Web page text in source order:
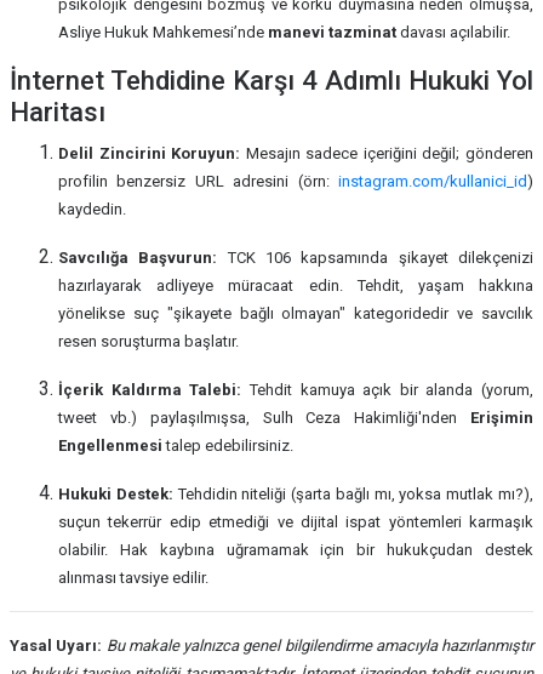
psikolojik dengesini bozmuş ve korku duymasına neden olmuşsa,
Asliye Hukuk Mahkemesi’nde manevi tazminat davası açılabilir.
İnternet Tehdidine Karşı 4 Adımlı Hukuki Yol
Haritası
Delil Zincirini Koruyun: Mesajın sadece içeriğini değil; gönderen
profilin benzersiz URL adresini (örn: instagram.com/kullanici_id)
kaydedin.
Savcılığa Başvurun: TCK 106 kapsamında şikayet dilekçenizi
hazırlayarak adliyeye müracaat edin. Tehdit, yaşam hakkına
yönelikse suç "şikayete bağlı olmayan" kategoridedir ve savcılık
resen soruşturma başlatır.
İçerik Kaldırma Talebi: Tehdit kamuya açık bir alanda (yorum,
tweet vb.) paylaşılmışsa, Sulh Ceza Hakimliği'nden Erişimin
Engellenmesi talep edebilirsiniz.
Hukuki Destek: Tehdidin niteliği (şarta bağlı mı, yoksa mutlak mı?),
suçun tekerrür edip etmediği ve dijital ispat yöntemleri karmaşık
olabilir. Hak kaybına uğramamak için bir hukukçudan destek
alınması tavsiye edilir.
Yasal Uyarı: Bu makale yalnızca genel bilgilendirme amacıyla hazırlanmıştır